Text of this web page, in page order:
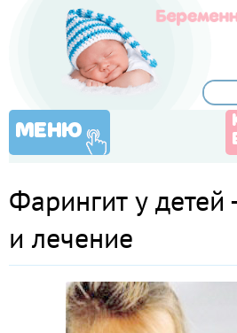
МЕНЮ
Фарингит у
и лечение